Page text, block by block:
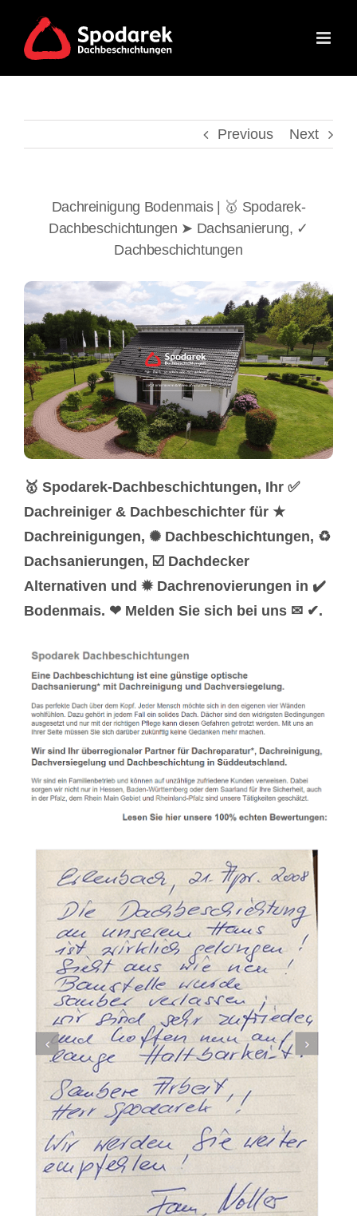
content
Previous Next
Dachreinigung Bodenmais | 🥇 Spodarek-
Dachbeschichtungen ➤ Dachsanierung, ✓
Dachbeschichtungen
🥇 Spodarek-Dachbeschichtungen, Ihr ✅
Dachreiniger & Dachbeschichter für ★
Dachreinigungen, ✺ Dachbeschichtungen, ♻
Dachsanierungen, ☑️ Dachdecker
Alternativen und ✹ Dachrenovierungen in ✔️
Bodenmais. ❤ Melden Sie sich bei uns ✉ ✔.